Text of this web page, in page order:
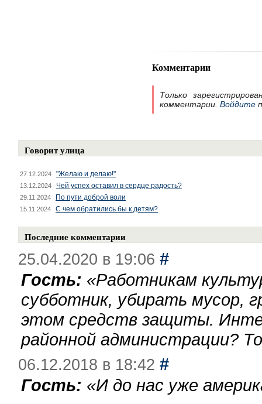
Комментарии
Только
комментарии. Войдите
Говорит улица
27.12.2024 "Желаю и делаю!"
13.12.2024 Чей успех оставил в сердце радость?
29.11.2024 По пути доброй воли
15.11.2024 С чем обратились бы к детям?
Последние комментарии
25.04.2020 в 19:06 #
Гость: «Работникам
субботник, убирать мусор,
этом средств защиты.
районной администрации?
06.12.2018 в 18:42 #
Гость: «И до нас уже